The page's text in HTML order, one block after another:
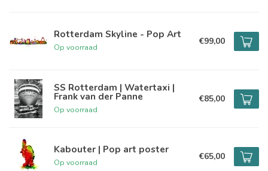
Rotterdam Skyline - Pop Art
Op voorraad
€99,00
SS Rotterdam | Watertaxi |
Frank van der Panne
Op voorraad
€85,00
Kabouter | Pop art poster
Op voorraad
€65,00